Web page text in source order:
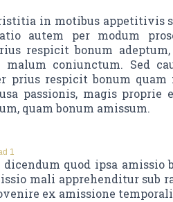
in motibus appetitivis
autem per modum
respicit bonum
coniunctum. Sed
prius respicit bonum quam
passionis, magis
quam bonum amissum.
1
quod ipsa amissio
mali apprehenditur sub
ex amissione